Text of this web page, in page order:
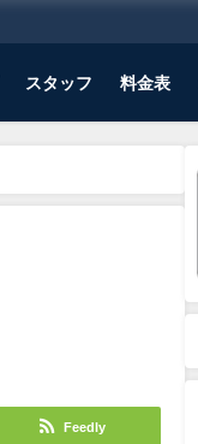
スタッフ 料金表
Feedly